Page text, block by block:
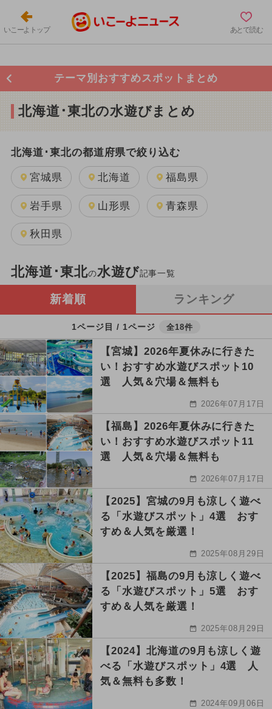
いこーよトップ あとで読む
テーマ別おすすめスポットまとめ
北海道･東北の水遊びまとめ
北海道･東北の都道府県で絞り込む
宮城県 北海道 福島県
岩手県 山形県 青森県
秋田県
北海道･東北の水遊び記事一覧
新着順 ランキング
1ページ目 / 1ページ 全18件
【宮城】2026年夏休みに行きた
い！おすすめ水遊びスポット10
選 人気＆穴場＆無料も
2026年07月17日
【福島】2026年夏休みに行きた
い！おすすめ水遊びスポット11
選 人気＆穴場＆無料も
2026年07月17日
【2025】宮城の9月も涼しく遊べ
る「水遊びスポット」4選 おす
すめ＆人気を厳選！
2025年08月29日
【2025】福島の9月も涼しく遊べ
る「水遊びスポット」5選 おす
すめ＆人気を厳選！
2025年08月29日
【2024】北海道の9月も涼しく遊
べる「水遊びスポット」4選 人
気＆無料も多数！
2024年09月06日